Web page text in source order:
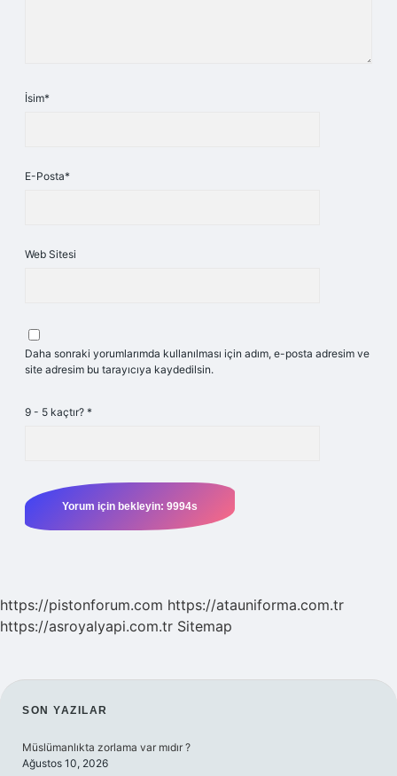
İsim*
E-Posta*
Web Sitesi
Daha sonraki yorumlarımda kullanılması için adım, e-posta adresim ve
site adresim bu tarayıcıya kaydedilsin.
9 - 5 kaçtır? *
https://pistonforum.com https://atauniforma.com.tr
https://asroyalyapi.com.tr Sitemap
SIDEBAR
SON YAZILAR
Müslümanlıkta zorlama var mıdır ?
Ağustos 10, 2026